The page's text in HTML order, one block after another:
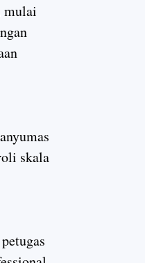
mulai
skala